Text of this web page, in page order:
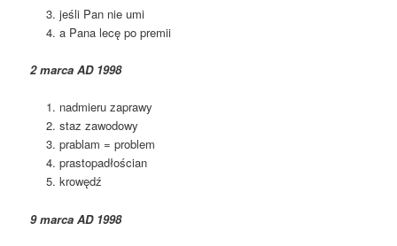
jeśli Pan nie umi
a Pana lecę po premii
2 marca AD 1998
nadmieru zaprawy
staz zawodowy
prablam = problem
prastopadłościan
krowędź
9 marca AD 1998